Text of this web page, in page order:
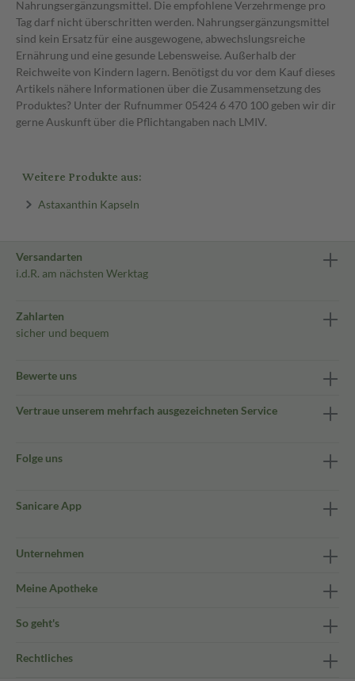
Nahrungsergänzungsmittel. Die empfohlene Verzehrmenge pro
Tag darf nicht überschritten werden. Nahrungsergänzungsmittel
sind kein Ersatz für eine ausgewogene, abwechslungsreiche
Ernährung und eine gesunde Lebensweise. Außerhalb der
Reichweite von Kindern lagern. Benötigst du vor dem Kauf dieses
Artikels nähere Informationen über die Zusammensetzung des
Produktes? Unter der Rufnummer 05424 6 470 100 geben wir dir
gerne Auskunft über die Pflichtangaben nach LMIV.
Weitere Produkte aus:
Astaxanthin Kapseln
Versandarten
i.d.R. am nächsten Werktag
Zahlarten
sicher und bequem
Bewerte uns
Vertraue unserem mehrfach ausgezeichneten Service
Folge uns
Sanicare App
Unternehmen
Meine Apotheke
So geht's
Rechtliches